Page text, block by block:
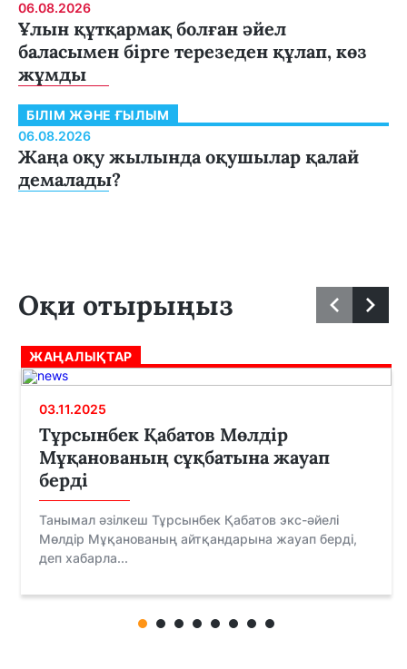
06.08.2026
Ұлын құтқармақ болған әйел
баласымен бірге терезеден құлап, көз
жұмды
БІЛІМ ЖӘНЕ ҒЫЛЫМ
06.08.2026
Жаңа оқу жылында оқушылар қалай
демалады?
Оқи отырыңыз
ЖАҢАЛЫҚТАР
03.11.2025
Тұрсынбек Қабатов Мөлдір
Мұқанованың сұқбатына жауап
берді
Танымал әзілкеш Тұрсынбек Қабатов экс-әйелі
Мөлдір Мұқанованың айтқандарына жауап берді,
деп хабарла...